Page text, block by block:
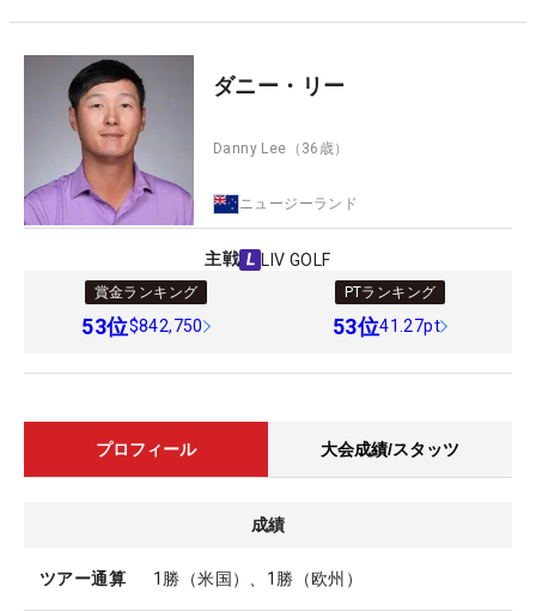
ダニー・リー
Danny Lee （36歳）
ニュージーランド
主戦 LIV GOLF
賞金ランキング
53位$842,750
PTランキング
53位41.27pt
プロフィール 大会成績/スタッツ
成績
ツアー通算 1勝（米国）、1勝（欧州）